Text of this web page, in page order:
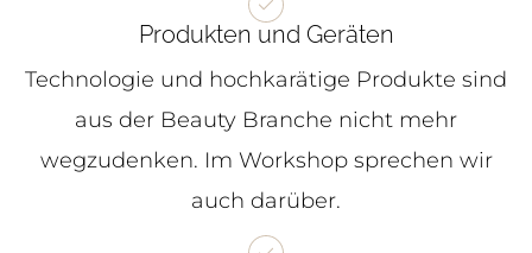
Produkten und Geräten
Technologie und hochkarätige Produkte sind
aus der Beauty Branche nicht mehr
wegzudenken. Im Workshop sprechen wir
auch darüber.